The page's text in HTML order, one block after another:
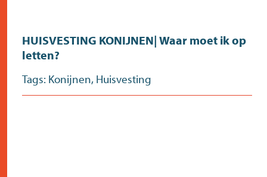
HUISVESTING KONIJNEN| Waar moet ik op
letten?
Tags: Konijnen, Huisvesting